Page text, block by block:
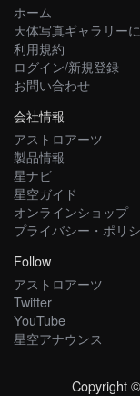
ホーム
天体写真ギャラリー
利用規約
ログイン/新規登録
お問い合わせ
会社情報
アストロアーツ
製品情報
星ナビ
星空ガイド
オンラインショップ
プライバシー・ポリ
Follow
アストロアーツ
Twitter
YouTube
星空アナウンス
Copyright ©